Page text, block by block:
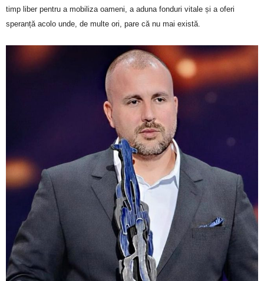
timp liber pentru a mobiliza oameni, a aduna fonduri vitale și a oferi
speranță acolo unde, de multe ori, pare că nu mai există.